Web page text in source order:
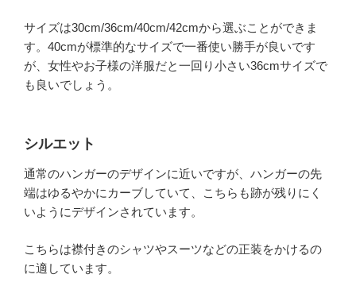
サイズは30cm/36cm/40cm/42cmから選ぶことができま
す。40cmが標準的なサイズで一番使い勝手が良いです
が、女性やお子様の洋服だと一回り小さい36cmサイズで
も良いでしょう。
シルエット
通常のハンガーのデザインに近いですが、ハンガーの先
端はゆるやかにカーブしていて、こちらも跡が残りにく
いようにデザインされています。
こちらは襟付きのシャツやスーツなどの正装をかけるの
に適しています。